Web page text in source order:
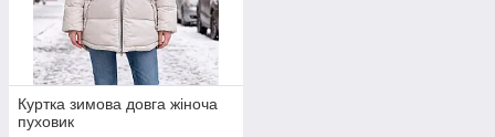
Куртка зимова довга жіноча
пуховик